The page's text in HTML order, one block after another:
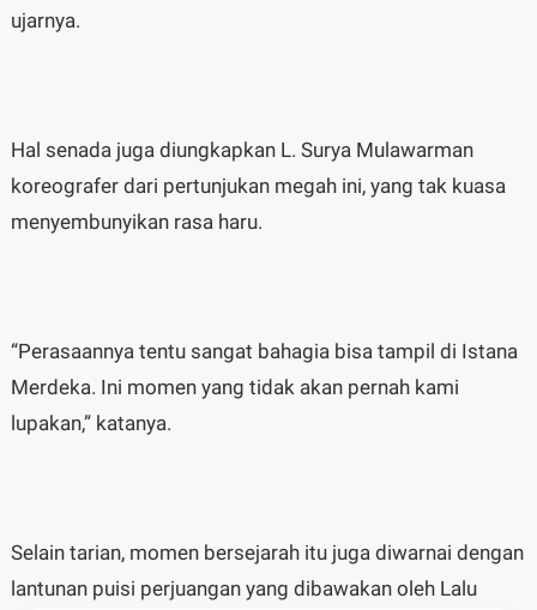
ujarnya.
Hal senada juga diungkapkan L. Surya Mulawarman
koreografer dari pertunjukan megah ini, yang tak kuasa
menyembunyikan rasa haru.
“Perasaannya tentu sangat bahagia bisa tampil di Istana
Merdeka. Ini momen yang tidak akan pernah kami
lupakan,” katanya.
Selain tarian, momen bersejarah itu juga diwarnai dengan
lantunan puisi perjuangan yang dibawakan oleh Lalu